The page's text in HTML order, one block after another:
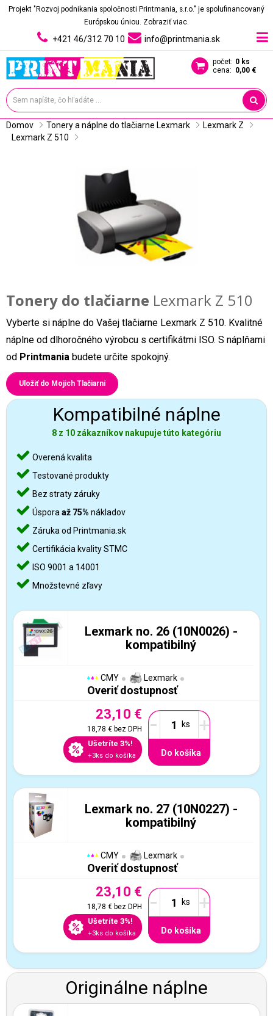
Projekt "Rozvoj podnikania spoločnosti Printmania, s.r.o." je spolufinancovaný
Európskou úniou. Zobraziť viac.
+421 46/312 70 10 info@printmania.sk
počet: 0 ks
cena: 0,00 €
Domov Tonery a náplne do tlačiarne Lexmark
Lexmark Z
Lexmark Z 510
Tonery do tlačiarne Lexmark Z 510
Vyberte si náplne do Vašej tlačiarne Lexmark Z 510. Kvalitné
náplne od dlhoročného výrobcu s certifikátmi ISO. S náplňami
od Printmania budete určite spokojný.
Uložiť do Mojich Tlačiarní
Kompatibilné náplne
8 z 10 zákazníkov nakupuje túto kategóriu
Overená kvalita
Testované produkty
Bez straty záruky
Úspora až 75% nákladov
Záruka od Printmania.sk
Certifikácia kvality STMC
ISO 9001 a 14001
Množstevné zľavy
Lexmark no. 26 (10N0026) -
kompatibilný
CMY Lexmark
Overiť dostupnosť
23,10 €
18,78 €bez DPH
Ušetríte 3%!
+3ks do košíka
- +
Do košíka
Lexmark no. 27 (10N0227) -
kompatibilný
CMY Lexmark
Overiť dostupnosť
23,10 €
18,78 €bez DPH
Ušetríte 3%!
+3ks do košíka
- +
Do košíka
Originálne náplne